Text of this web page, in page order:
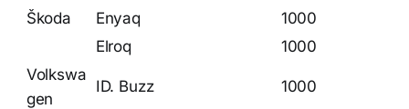
Škoda Enyaq
1000
Elroq
1000
Volkswa
gen
ID. Buzz 1000